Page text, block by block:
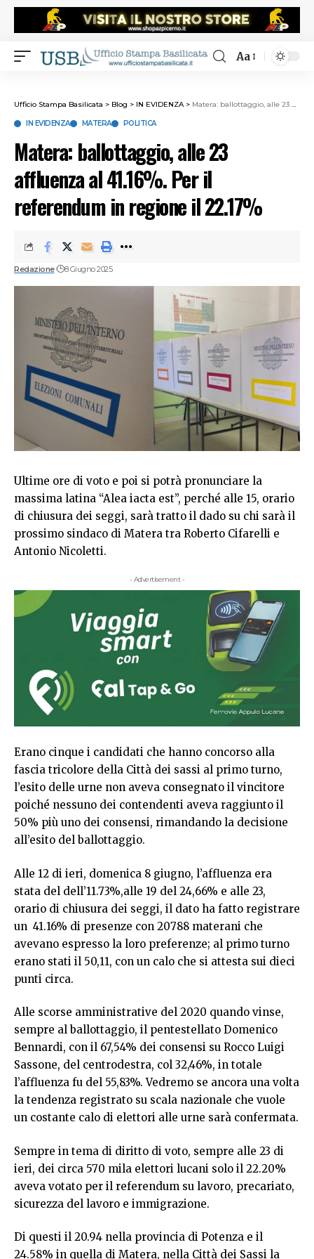
Aa
Ufficio Stampa Basilicata > Blog > IN EVIDENZA> Matera: ballottaggio, alle 23 affluenza al 41.16%. Per il referendum in regione il 22.17%
IN EVIDENZA MATERA POLITICA
Matera: ballottaggio, alle 23
affluenza al 41.16%. Per il
referendum in regione il 22.17%
Redazione 8 Giugno 2025
Ultime ore di voto e poi si potrà pronunciare la
massima latina “Alea iacta est”, perché alle 15, orario
di chiusura dei seggi, sarà tratto il dado su chi sarà il
prossimo sindaco di Matera tra Roberto Cifarelli e
Antonio Nicoletti.
- Advertisement -
Erano cinque i candidati che hanno concorso alla
fascia tricolore della Città dei sassi al primo turno,
l’esito delle urne non aveva consegnato il vincitore
poiché nessuno dei contendenti aveva raggiunto il
50% più uno dei consensi, rimandando la decisione
all’esito del ballottaggio.
Alle 12 di ieri, domenica 8 giugno, l’affluenza era
stata del dell’11.73%,alle 19 del 24,66% e alle 23,
orario di chiusura dei seggi, il dato ha fatto registrare
un 41.16% di presenze con 20788 materani che
avevano espresso la loro preferenze; al primo turno
erano stati il 50,11, con un calo che si attesta sui dieci
punti circa.
Alle scorse amministrative del 2020 quando vinse,
sempre al ballottaggio, il pentestellato Domenico
Bennardi, con il 67,54% dei consensi su Rocco Luigi
Sassone, del centrodestra, col 32,46%, in totale
l’affluenza fu del 55,83%. Vedremo se ancora una volta
la tendenza registrato su scala nazionale che vuole
un costante calo di elettori alle urne sarà confermata.
Sempre in tema di diritto di voto, sempre alle 23 di
ieri, dei circa 570 mila elettori lucani solo il 22.20%
aveva votato per il referendum su lavoro, precariato,
sicurezza del lavoro e immigrazione.
Di questi il 20.94 nella provincia di Potenza e il
24.58% in quella di Matera, nella Città dei Sassi la